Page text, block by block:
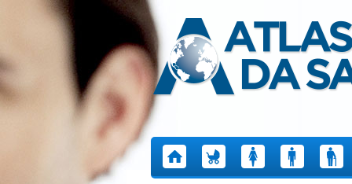
Atlas da Saúde